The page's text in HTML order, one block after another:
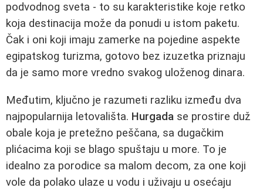
podvodnog sveta - to su karakteristike koje retko
koja destinacija može da ponudi u istom paketu.
Čak i oni koji imaju zamerke na pojedine aspekte
egipatskog turizma, gotovo bez izuzetka priznaju
da je samo more vredno svakog uloženog dinara.
Međutim, ključno je razumeti razliku između dva
najpopularnija letovališta. Hurgada se prostire duž
obale koja je pretežno peščana, sa dugačkim
plićacima koji se blago spuštaju u more. To je
idealno za porodice sa malom decom, za one koji
vole da polako ulaze u vodu i uživaju u osećaju